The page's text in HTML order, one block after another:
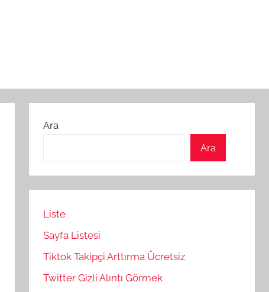
Ara
Ara
Liste
Sayfa Listesi
Tiktok Takipçi Arttırma Ücretsiz
Twitter Gizli Alıntı Görmek